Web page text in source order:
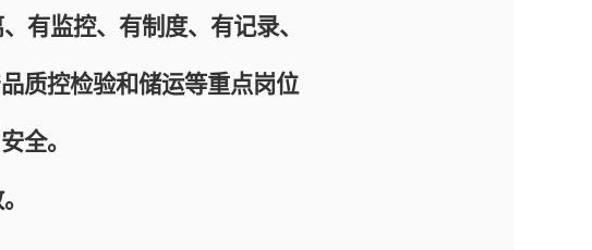
监控、有制度、有记录、
质控检验和储运等重点岗位
全。